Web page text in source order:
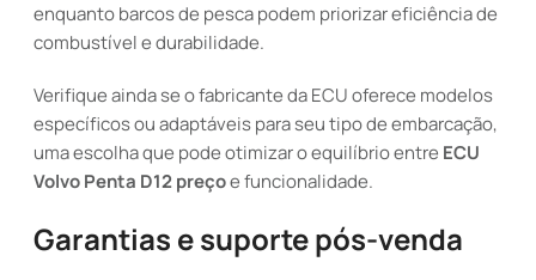
enquanto barcos de pesca podem priorizar eficiência de
combustível e durabilidade.
Verifique ainda se o fabricante da ECU oferece modelos
específicos ou adaptáveis para seu tipo de embarcação,
uma escolha que pode otimizar o equilíbrio entre ECU
Volvo Penta D12 preçoe funcionalidade.
Garantias e suporte pós-venda